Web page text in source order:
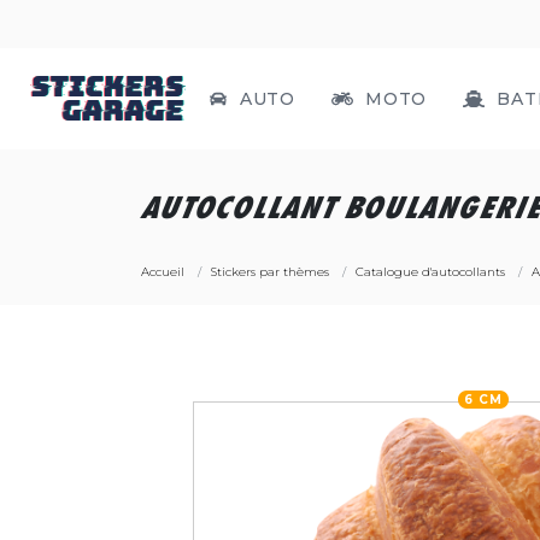
AUTO MOTO
AUTOCOLLANT
Accueil Stickers par thèmes Catalogue d'autocollants
6 CM